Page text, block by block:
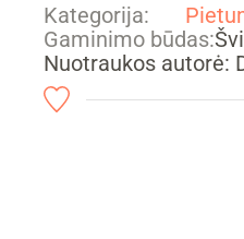
Kategorija:
Gaminimo būdas:
Nuotraukos autorė: